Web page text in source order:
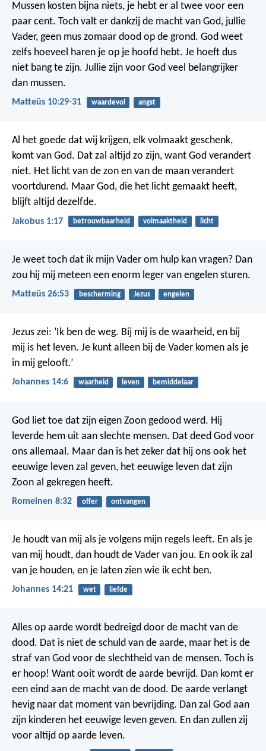
Mussen kosten bijna niets, je hebt er al twee voor een
paar cent. Toch valt er dankzij de macht van God, jullie
Vader, geen mus zomaar dood op de grond. God weet
zelfs hoeveel haren je op je hoofd hebt. Je hoeft dus
niet bang te zijn. Jullie zijn voor God veel belangrijker
dan mussen.
Matteüs 10:29-31 waardevol angst
Al het goede dat wij krijgen, elk volmaakt geschenk,
komt van God. Dat zal altijd zo zijn, want God verandert
niet. Het licht van de zon en van de maan verandert
voortdurend. Maar God, die het licht gemaakt heeft,
blijft altijd dezelfde.
Jakobus 1:17 betrouwbaarheid volmaaktheid licht
Je weet toch dat ik mijn Vader om hulp kan vragen? Dan
zou hij mij meteen een enorm leger van engelen sturen.
Matteüs 26:53 bescherming Jezus engelen
Jezus zei: ‘Ik ben de weg. Bij mij is de waarheid, en bij
mij is het leven. Je kunt alleen bij de Vader komen als je
in mij gelooft.’
Johannes 14:6 waarheid leven bemiddelaar
God liet toe dat zijn eigen Zoon gedood werd. Hij
leverde hem uit aan slechte mensen. Dat deed God voor
ons allemaal. Maar dan is het zeker dat hij ons ook het
eeuwige leven zal geven, het eeuwige leven dat zijn
Zoon al gekregen heeft.
Romeinen 8:32 offer ontvangen
Je houdt van mij als je volgens mijn regels leeft. En als je
van mij houdt, dan houdt de Vader van jou. En ook ik zal
van je houden, en je laten zien wie ik echt ben.
Johannes 14:21 wet liefde
Alles op aarde wordt bedreigd door de macht van de
dood. Dat is niet de schuld van de aarde, maar het is de
straf van God voor de slechtheid van de mensen. Toch is
er hoop! Want ooit wordt de aarde bevrijd. Dan komt er
een eind aan de macht van de dood. De aarde verlangt
hevig naar dat moment van bevrijding. Dan zal God aan
zijn kinderen het eeuwige leven geven. En dan zullen zij
voor altijd op aarde leven.